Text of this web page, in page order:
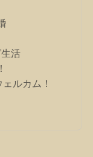
活
ルカム！